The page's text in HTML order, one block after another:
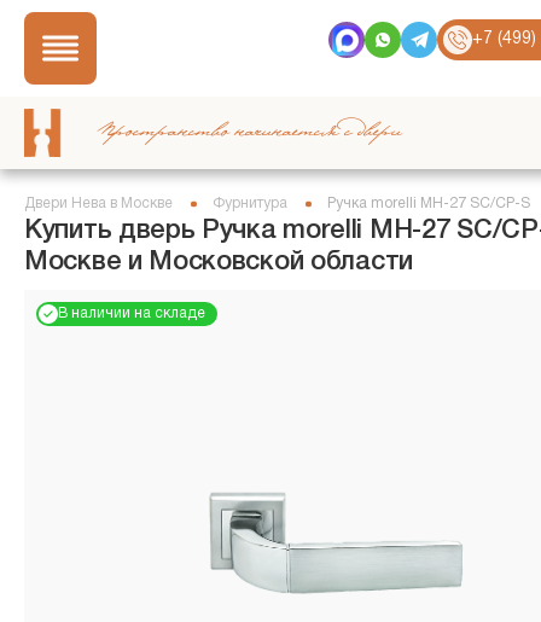
+7
Пространство начинается с двери
Двери Нева в Москве Фурнитура Ручка morelli MH-27 SC/CP-S
Купить дверь Ручка morelli MH-27 SC/
Москве и Московской области
В наличии на складе